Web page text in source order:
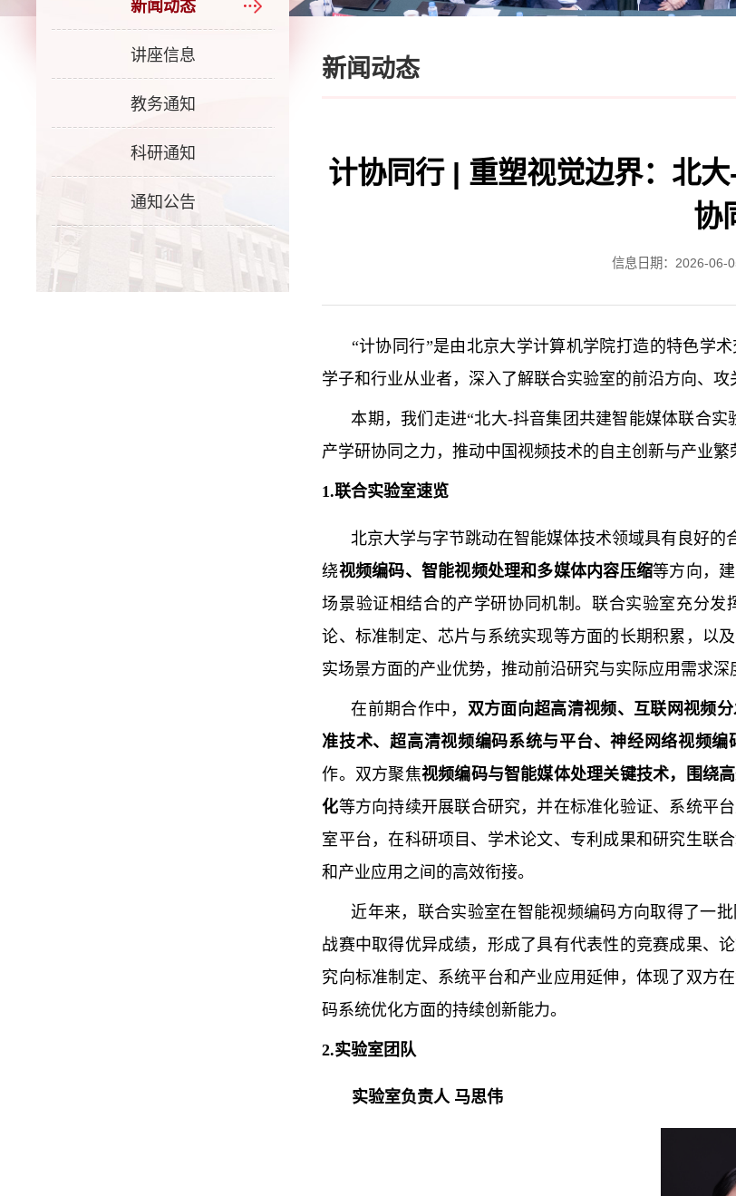
新闻动态
讲座信息
教务通知
科研通知
通知公告
新闻动态
计协同行 | 重塑视觉边界：北
协
信息日期：2026-06-
“计协同行”是由北京大学计算机学院打造的特色学
学子和行业从业者，深入了解联合实验室的前沿方向、攻
本期，我们走进“北大-抖音集团共建智能媒体联合实
产学研协同之力，推动中国视频技术的自主创新与产业繁
1.联合实验室速览
北京大学与字节跳动在智能媒体技术领域具有良好
绕视频编码、智能视频处理和多媒体内容压缩等方向，
场景验证相结合的产学研协同机制。联合实验室充分
论、标准制定、芯片与系统实现等方面的长期积累，以
实场景方面的产业优势，推动前沿研究与实际应用需求深
在前期合作中， 双方面向超高清视频、互联网视频
准技术、超高清视频编码系统与平台、神经网络视频
作。双方聚焦视频编码与智能媒体处理关键技术，围绕
化等方向持续开展联合研究，并在标准化验证、系统平
室平台，在科研项目、学术论文、专利成果和研究生联
和产业应用之间的高效衔接。
近年来，联合实验室在智能视频编码方向取得了一
战赛中取得优异成绩，形成了具有代表性的竞赛成果、
究向标准制定、系统平台和产业应用延伸，体现了双方
码系统优化方面的持续创新能力。
2.实验室团队
实验室负责人 马思伟